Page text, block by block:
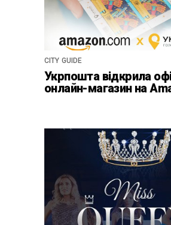
CITY GUIDE
Укрпошта відкрила
онлайн-магазин на